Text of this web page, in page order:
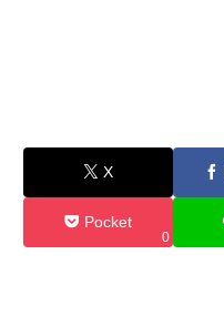
X
Pocket
0